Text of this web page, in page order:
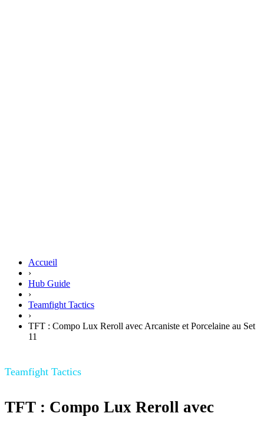
Accueil
›
Hub Guide
›
Teamfight Tactics
›
TFT : Compo Lux Reroll avec Arcaniste et Porcelaine au Set
11
Teamfight Tactics
TFT : Compo Lux Reroll avec